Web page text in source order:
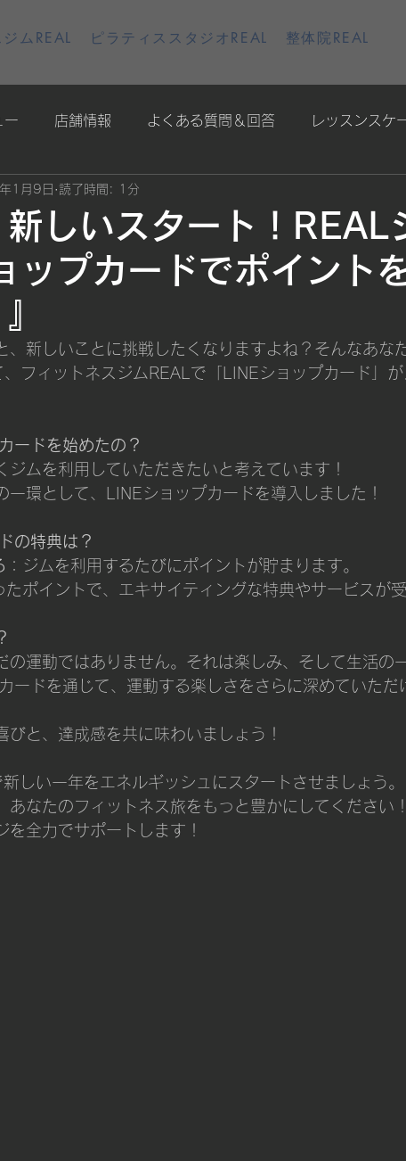
ムREAL ピラティススタジオREAL 整体院REAL
ー 店舗情報 よくある質問＆回答 レッスンスケ
新しいスタート！REAL
ップカードでポイント
1月9日 読了時間: 1分
、新しいことに挑戦したくなりますよね？そんなあな
フィットネスジムREALで「LINEショップカード」
ードを始めたの？
ジムを利用していただきたいと考えています！
一環として、LINEショップカードを導入しました！
の特典は？
：ジムを利用するたびにポイントが貯まります。
たポイントで、エキサイティングな特典やサービスが
の運動ではありません。それは楽しみ、そして生活の
ードを通じて、運動する楽しさをさらに深めていただ
びと、達成感を共に味わいましょう！
しい一年をエネルギッシュにスタートさせましょう。
あなたのフィットネス旅をもっと豊かにしてください！
を全力でサポートします！